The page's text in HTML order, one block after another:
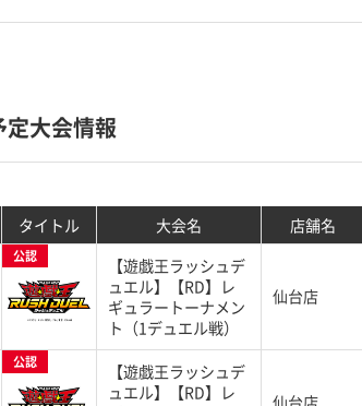
定大会情報
タイトル 大会名 店舗名
公認
【遊戯王ラッシュデ
ュエル】【RD】レ
ギュラートーナメン
ト（1デュエル戦）
仙台店
公認
【遊戯王ラッシュデ
ュエル】【RD】レ